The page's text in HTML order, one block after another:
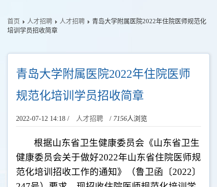
首页 人才招聘 人才招聘
青岛大学附属医院2022年住院医师规范化
培训学员招收简章
青岛大学附属医院2022年住院医师
规范化培训学员招收简章
2022-07-12 14:18 / 人才招聘 / 7156人浏览
根据山东省卫生健康委员会《山东省卫生
健康委员会关于做好2022年山东省住院医师规
范化培训招收工作的通知》（鲁卫函〔2022〕